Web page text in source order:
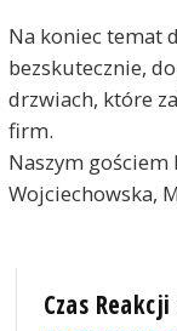
Na koniec temat
bezskutecznie,
drzwiach, które
firm.
Naszym gościem
Wojciechowska,
Czas